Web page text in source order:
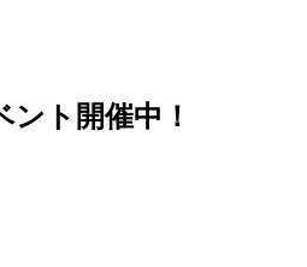
ト開催中！